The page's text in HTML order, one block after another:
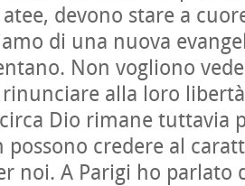
devono stare a
di una nuova
Non vogliono
alla loro
Dio rimane tuttavia
possono credere al
noi. A Parigi ho parlato